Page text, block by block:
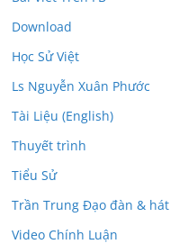
Download
Học Sử Việt
Ls Nguyễn Xuân Phước
Tài Liệu (English)
Thuyết trình
Tiểu Sử
Trần Trung Đạo đàn & hát
Video Chính Luận